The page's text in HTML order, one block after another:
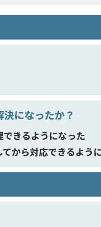
になったか？
きるようになった
から対応できるよう